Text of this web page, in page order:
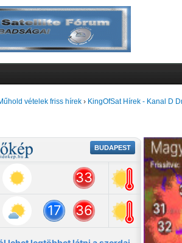
vételek friss hírek › KingOfSat Hírek - Kanal D